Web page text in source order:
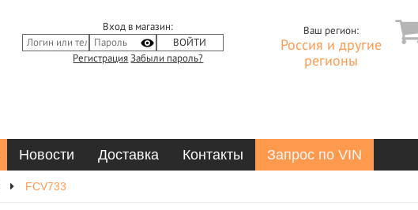
Вход в магазин:
Регистрация Забыли пароль?
Ваш регион:
Россия и другие
регионы
Новости Доставка Контакты Запрос по VIN
FCV733